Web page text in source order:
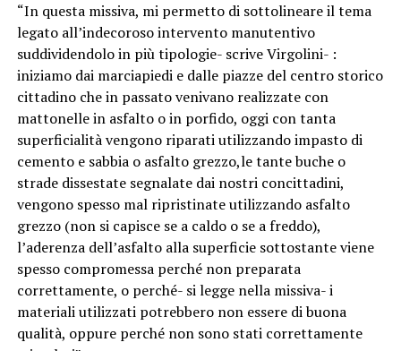
“In questa missiva, mi permetto di sottolineare il tema
legato all’indecoroso intervento manutentivo
suddividendolo in più tipologie- scrive Virgolini- :
iniziamo dai marciapiedi e dalle piazze del centro storico
cittadino che in passato venivano realizzate con
mattonelle in asfalto o in porfido, oggi con tanta
superficialità vengono riparati utilizzando impasto di
cemento e sabbia o asfalto grezzo,le tante buche o
strade dissestate segnalate dai nostri concittadini,
vengono spesso mal ripristinate utilizzando asfalto
grezzo (non si capisce se a caldo o se a freddo),
l’aderenza dell’asfalto alla superficie sottostante viene
spesso compromessa perché non preparata
correttamente, o perché- si legge nella missiva- i
materiali utilizzati potrebbero non essere di buona
qualità, oppure perché non sono stati correttamente